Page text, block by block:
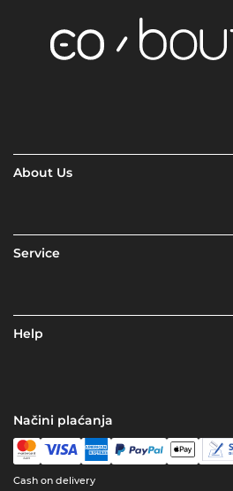
About Us
Service
Help
Načini plaćanja
Cash on delivery